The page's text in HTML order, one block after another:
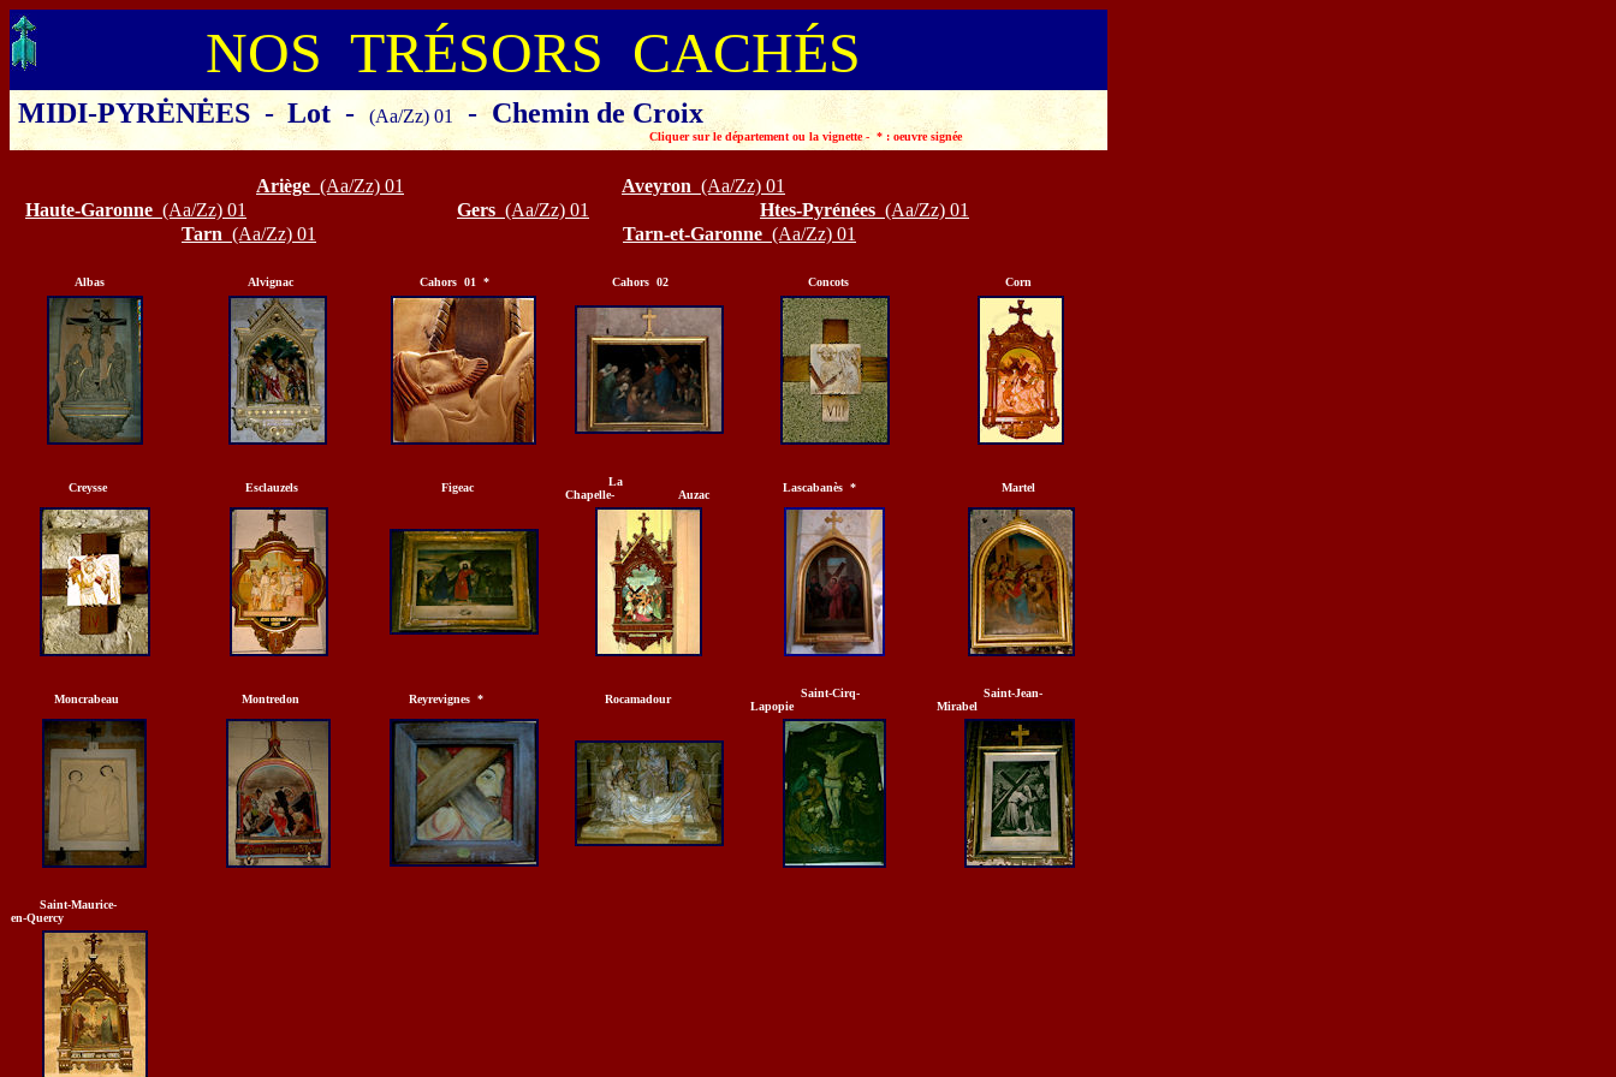
NOS TRÉSORS CACHÉS
MIDI-PYRĖNĖES - Lot - (Aa/Zz) 01 -Chemin de Croix
Cliquer sur le département ou la vignette - * : oeuvre signée
Ariège (Aa/Zz) 01 Aveyron (Aa/Zz) 01
Haute-Garonne (Aa/Zz) 01 Gers (Aa/Zz) 01 Htes-Pyrénées (Aa/Zz) 01
Tarn (Aa/Zz) 01 Tarn-et-Garonne (Aa/Zz) 01
Albas Alvignac Cahors 01 * Cahors 02 Concots Corn
Creysse Esclauzels Figeac
La
Chapelle- Auzac
Lascabanès * Martel
Moncrabeau Montredon Reyrevignes * Rocamadour
Saint-Cirq-
Lapopie
Saint-Jean-
Mirabel
Saint-Maurice-
en-Quercy